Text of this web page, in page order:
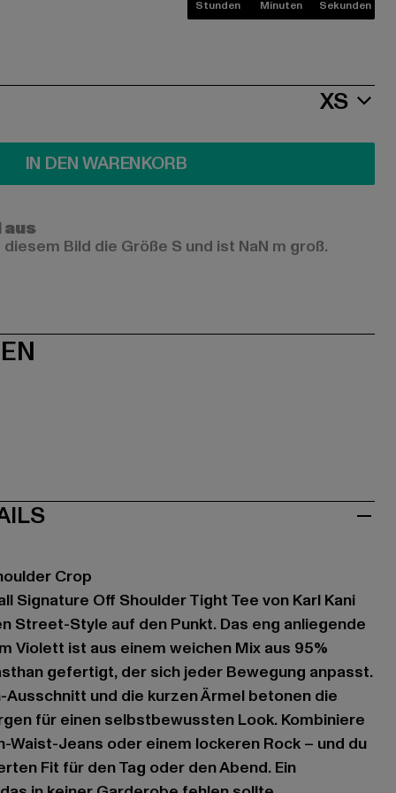
Stunden Minuten Sekunden
XS
IN DEN WARENKORB
Bild die Größe S und ist NaN m groß.
Crop
Signature Off Shoulder Tight Tee von Karl Kani
Street-Style auf den Punkt. Das eng anliegende
Violett ist aus einem weichen Mix aus 95%
gefertigt, der sich jeder Bewegung anpasst.
und die kurzen Ärmel betonen die
für einen selbstbewussten Look. Kombiniere
Waist-Jeans oder einem lockeren Rock – und du
Fit für den Tag oder den Abend. Ein